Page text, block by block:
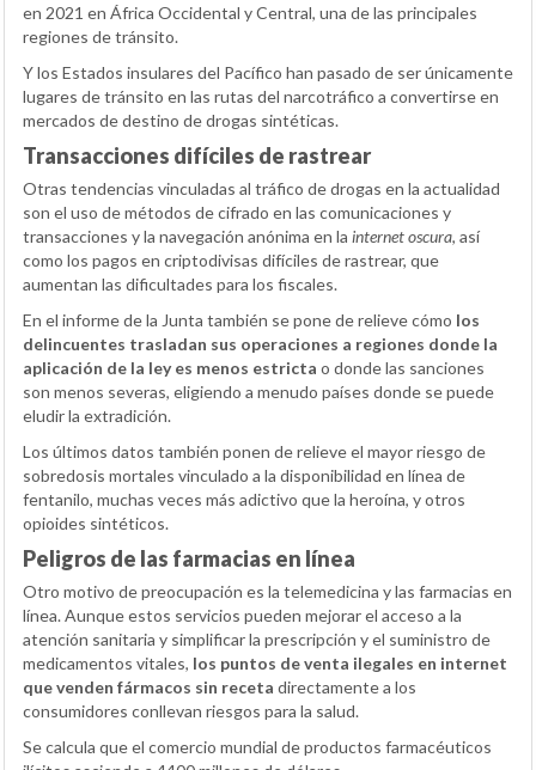
en 2021 en África Occidental y Central, una de las principales
regiones de tránsito.
Y los Estados insulares del Pacífico han pasado de ser únicamente
lugares de tránsito en las rutas del narcotráfico a convertirse en
mercados de destino de drogas sintéticas.
Transacciones difíciles de rastrear
Otras tendencias vinculadas al tráfico de drogas en la actualidad
son el uso de métodos de cifrado en las comunicaciones y
transacciones y la navegación anónima en la internet oscura, así
como los pagos en criptodivisas difíciles de rastrear, que
aumentan las dificultades para los fiscales.
En el informe de la Junta también se pone de relieve cómo los
delincuentes trasladan sus operaciones a regiones donde la
aplicación de la ley es menos estricta o donde las sanciones
son menos severas, eligiendo a menudo países donde se puede
eludir la extradición.
Los últimos datos también ponen de relieve el mayor riesgo de
sobredosis mortales vinculado a la disponibilidad en línea de
fentanilo, muchas veces más adictivo que la heroína, y otros
opioides sintéticos.
Peligros de las farmacias en línea
Otro motivo de preocupación es la telemedicina y las farmacias en
línea. Aunque estos servicios pueden mejorar el acceso a la
atención sanitaria y simplificar la prescripción y el suministro de
medicamentos vitales, los puntos de venta ilegales en internet
que venden fármacos sin receta directamente a los
consumidores conllevan riesgos para la salud.
Se calcula que el comercio mundial de productos farmacéuticos